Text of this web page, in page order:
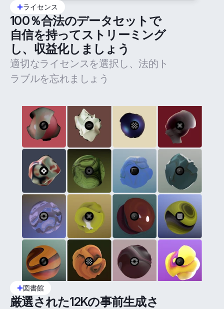
ライセンス
100％合法のデータセットで
自信を持ってストリーミング
し、収益化しましょう
適切なライセンスを選択し、法的ト
ラブルを忘れましょう
図書館
厳選された12Kの事前生成さ